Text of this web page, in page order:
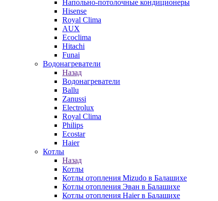
Напольно-потолочные кондиционеры
Hisense
Royal Clima
AUX
Ecoclima
Hitachi
Funai
Водонагреватели
Назад
Водонагреватели
Ballu
Zanussi
Electrolux
Royal Clima
Philips
Ecostar
Haier
Котлы
Назад
Котлы
Котлы отопления Mizudo в Балашихе
Котлы отопления Эван в Балашихе
Котлы отопления Haier в Балашихе